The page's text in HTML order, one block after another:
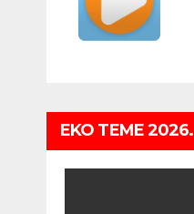
EKO TEME 2026.